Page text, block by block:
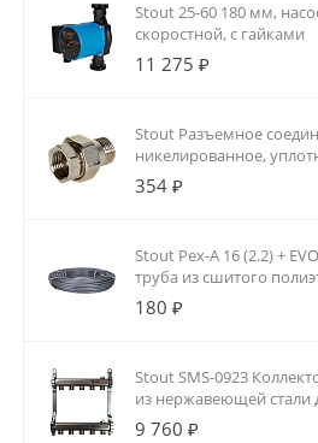
Stout 25-60 180 мм,
скоростной, с гайками
11 275 ₽
Stout Разъемное
никелированное,
354 ₽
Stout Pex-A 16 (2.2) +
труба из сшитого
180 ₽
Stout SMS-0923
из нержавеющей стали
разводки
9 760 ₽